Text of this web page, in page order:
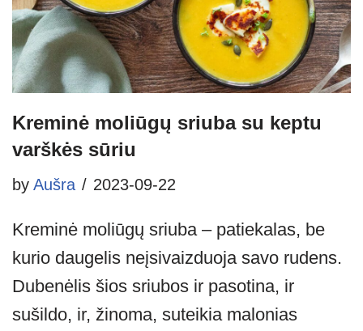
Kreminė moliūgų sriuba su keptu
varškės sūriu
by Aušra 2023-09-22
Kreminė moliūgų sriuba – patiekalas, be
kurio daugelis neįsivaizduoja savo rudens.
Dubenėlis šios sriubos ir pasotina, ir
sušildo, ir, žinoma, suteikia malonias